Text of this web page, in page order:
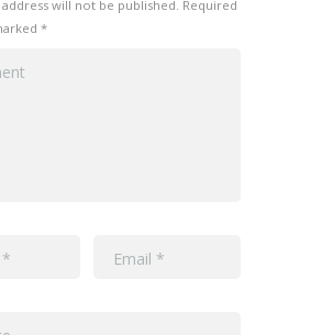
will not be published. Required
*